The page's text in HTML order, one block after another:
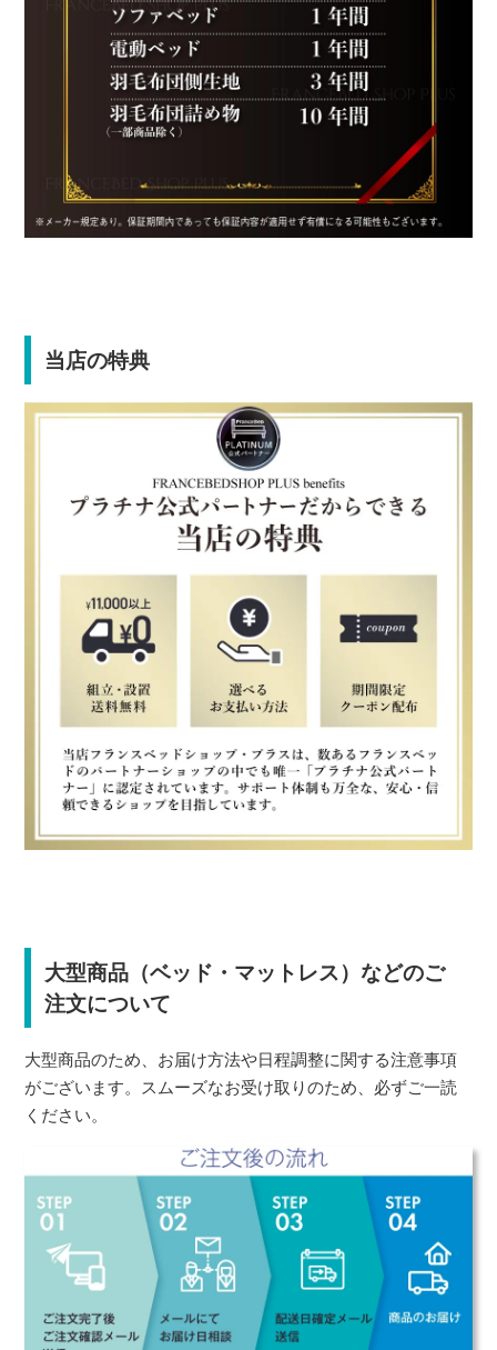
当店の特典
大型商品（ベッド・マットレス）などのご
注文について
大型商品のため、お届け方法や日程調整に関する注意事項
がございます。スムーズなお受け取りのため、必ずご一読
ください。